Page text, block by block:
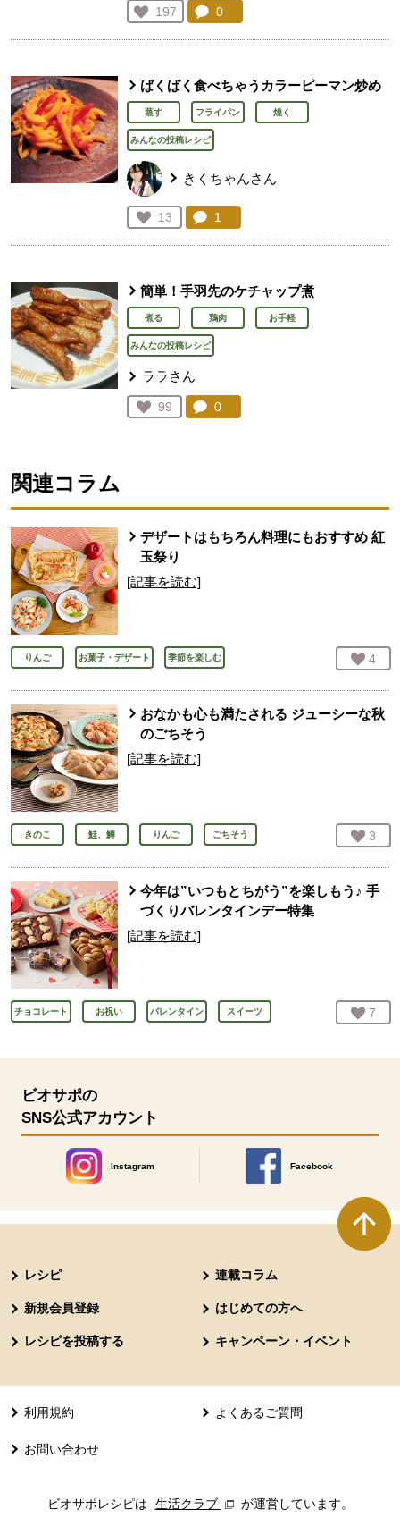
お気に入り登録：
197
人が登録
コメント：
0
ばくばく食べちゃうカラーピーマン炒め
蒸す フライパン 焼く
みんなの投稿レシピ
きくちゃんさん
お気に入り登録：
13
人が登録
コメント：
1
簡単！手羽先のケチャップ煮
煮る 鶏肉 お手軽
みんなの投稿レシピ
ララさん
お気に入り登録：
99
人が登録
コメント：
0
関連コラム
デザートはもちろん料理にもおすすめ 紅
玉祭り
[記事を読む]
りんご お菓子・デザート 季節を楽しむ お気
4
おなかも心も満たされる ジューシーな秋
のごちそう
[記事を読む]
きのこ 鮭、鱒 りんご ごちそう お気
3
今年は”いつもとちがう”を楽しもう♪ 手
づくりバレンタインデー特集
[記事を読む]
チョコレート お祝い バレンタイン スイーツ お気
7
ビオサポの
SNS公式アカウント
Instagram
別のウィンドウで開きます。
Facebook
別のウィンドウで開きます
レシピ 連載コラム
新規会員登録 はじめての方へ
レシピを投稿する キャンペーン・イベント
利用規約 よくあるご質問
お問い合わせ
ビオサポレシピは 生活クラブ 別のウィンドウで開きます。
が運営しています。